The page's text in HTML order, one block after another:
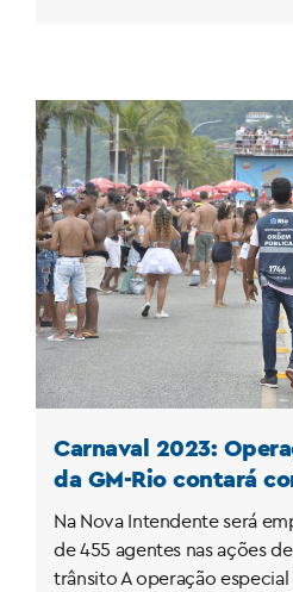
Carnaval 2023:
da GM-Rio contará
agentes nos seis dias
Sambódromo e no
Na Nova Intendente será
de 455 agentes nas ações
trânsito A operação